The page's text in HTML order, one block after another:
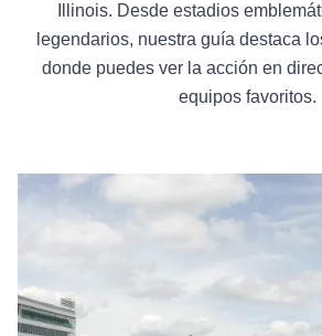
Illinois. Desde estadios
legendarios, nuestra guía destaca
donde puedes ver la acción en
equipos favoritos.